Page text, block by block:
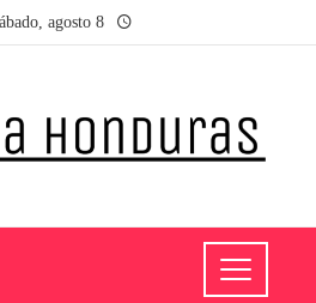
agosto 8